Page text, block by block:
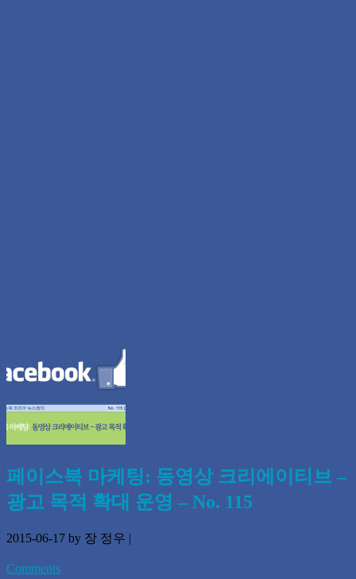
페이스북 마케팅: 동영상 크리에이티브 –
광고 목적 확대 운영 – No. 115
2015-06-17 by 장 정우 |
Comments